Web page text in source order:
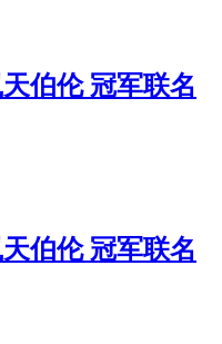
伯伦 冠军联名
伯伦 冠军联名